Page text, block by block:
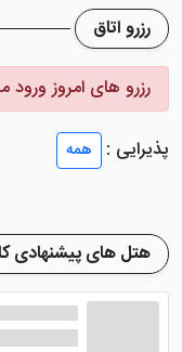
شیک همراه با
اتاق های این
منتقل می کنند.
از جمله
ساز و چای ساز،
اختصاصی همراه
خوشبو کننده هوا و
های این هتل
رزرو اتاق
رزرو های امروز ورود
پذیرایی : همه
هتل های پیشنهادی